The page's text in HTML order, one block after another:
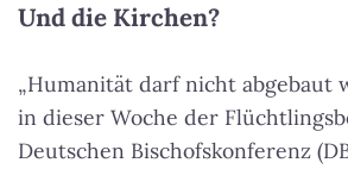
Und die Kirchen?
„Humanität darf nicht abgebaut
in dieser Woche der
Deutschen Bischofskonferenz